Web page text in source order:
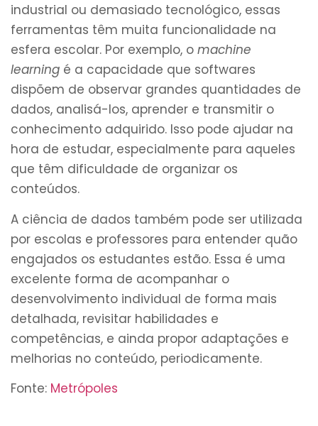
industrial ou demasiado tecnológico, essas
ferramentas têm muita funcionalidade na
esfera escolar. Por exemplo, o machine
learning é a capacidade que softwares
dispõem de observar grandes quantidades de
dados, analisá-los, aprender e transmitir o
conhecimento adquirido. Isso pode ajudar na
hora de estudar, especialmente para aqueles
que têm dificuldade de organizar os
conteúdos.
A ciência de dados também pode ser utilizada
por escolas e professores para entender quão
engajados os estudantes estão. Essa é uma
excelente forma de acompanhar o
desenvolvimento individual de forma mais
detalhada, revisitar habilidades e
competências, e ainda propor adaptações e
melhorias no conteúdo, periodicamente.
Fonte: Metrópoles